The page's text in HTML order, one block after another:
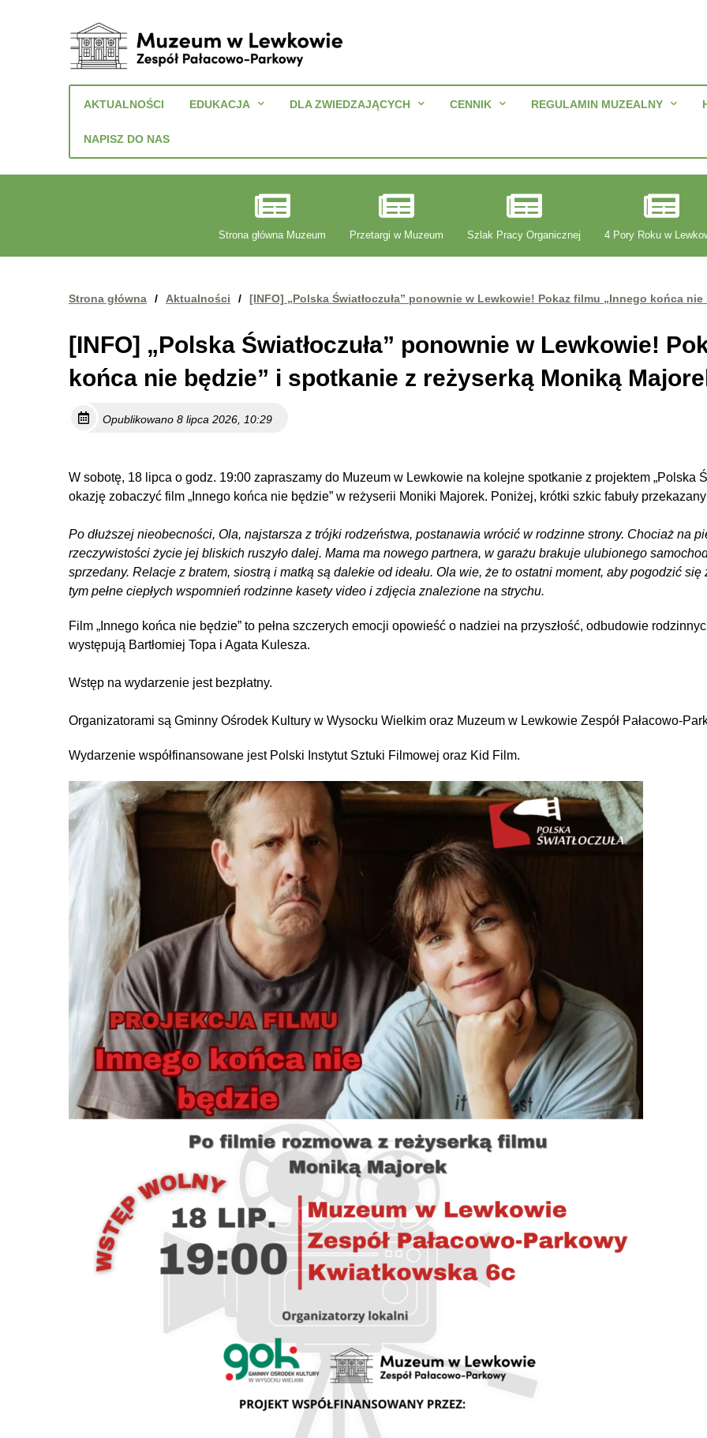
Muzeum
w
Lewkowie
Pałacowo-
AKTUALNOŚCI EDUKACJA DLA ZWIEDZAJĄCYCH CENNIK REGULAMIN MUZEALNY
NAPISZ DO NAS
Strona główna Muzeum Przetargi w Muzeum Szlak Pracy Organicznej 4 Pory Roku w
Strona główna / Aktualności / [INFO] „Polska Światłoczuła” ponownie w Lewkowie! Pokaz filmu „Innego końca
[INFO] „Polska Światłoczuła” ponownie w Lewkowie!
końca nie będzie” i spotkanie z reżyserką Moniką
Opublikowano 8 lipca 2026, 10:29
W sobotę, 18 lipca o godz. 19:00 zapraszamy do Muzeum w Lewkowie na kolejne spotkanie z projektem „Polska
okazję zobaczyć film „Innego końca nie będzie” w reżyserii Moniki Majorek. Poniżej, krótki szkic fabuły
Po dłuższej nieobecności, Ola, najstarsza z trójki rodzeństwa, postanawia wrócić w rodzinne strony. Chociaż na
rzeczywistości życie jej bliskich ruszyło dalej. Mama ma nowego partnera, w garażu brakuje ulubionego
sprzedany. Relacje z bratem, siostrą i matką są dalekie od ideału. Ola wie, że to ostatni moment, aby pogodzić
tym pełne ciepłych wspomnień rodzinne kasety video i zdjęcia znalezione na strychu.
Film „Innego końca nie będzie” to pełna szczerych emocji opowieść o nadziei na przyszłość, odbudowie
występują Bartłomiej Topa i Agata Kulesza.
Wstęp na wydarzenie jest bezpłatny.
Organizatorami są Gminny Ośrodek Kultury w Wysocku Wielkim oraz Muzeum w Lewkowie Zespół Pałacowo-
Wydarzenie współfinansowane jest Polski Instytut Sztuki Filmowej oraz Kid Film.